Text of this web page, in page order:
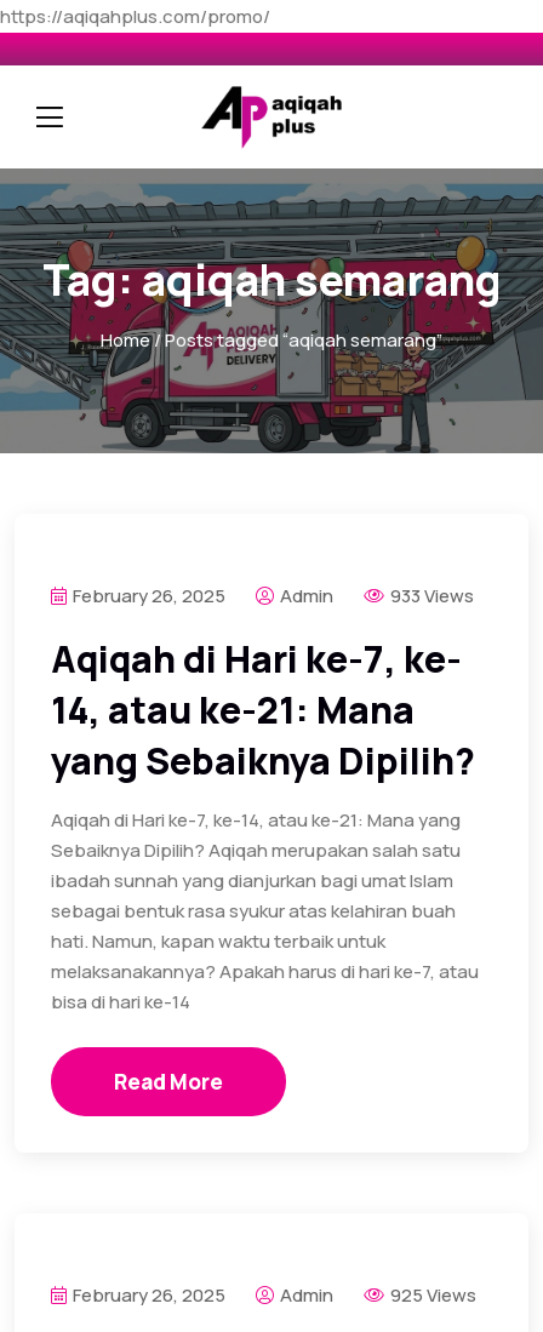
https://aqiqahplus.com/promo/
Tag:aqiqah semarang
Home/ Posts tagged “aqiqah semarang”
February 26, 2025 Admin 933 Views
Aqiqah di Hari ke-7, ke-
14, atau ke-21: Mana
yang Sebaiknya Dipilih?
Aqiqah di Hari ke-7, ke-14, atau ke-21: Mana yang
Sebaiknya Dipilih? Aqiqah merupakan salah satu
ibadah sunnah yang dianjurkan bagi umat Islam
sebagai bentuk rasa syukur atas kelahiran buah
hati. Namun, kapan waktu terbaik untuk
melaksanakannya? Apakah harus di hari ke-7, atau
bisa di hari ke-14
Read More
February 26, 2025 Admin 925 Views